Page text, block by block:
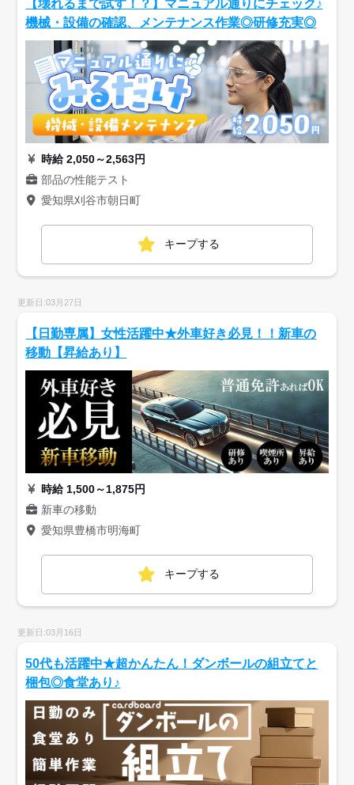
【壊れるまで試す！？】マニュアル通りにチェック♪
機械・設備の確認、メンテナンス作業◎研修充実◎
時給 2,050～2,563円
部品の性能テスト
愛知県刈谷市朝日町
キープする
更新日:03月27日
【日勤専属】女性活躍中★外車好き必見！！新車の
移動【昇給あり】
時給 1,500～1,875円
新車の移動
愛知県豊橋市明海町
キープする
更新日:03月16日
50代も活躍中★超かんたん！ダンボールの組立てと
梱包◎食堂あり♪